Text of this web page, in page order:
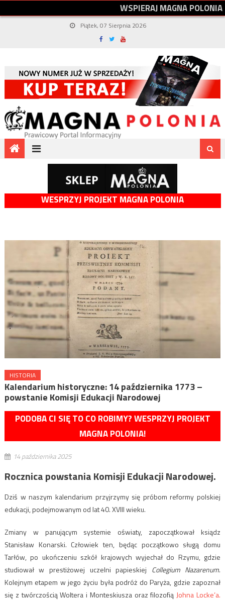
WSPIERAJMAGNAPOLONIA
Piątek, 07 Sierpnia 2026
WESPRZYJ PROJEKT MAGNA POLONIA
HISTORIA
Kalendarium historyczne: 14 października 1773 –
powstanie Komisji Edukacji Narodowej
PODOBA CI SIĘ TO CO ROBIMY? WESPRZYJ PROJEKT
MAGNA POLONIA!
14 października 2025
Rocznica powstania Komisji Edukacji Narodowej.
Dziś w naszym kalendarium przyjrzymy się próbom reformy polskiej
edukacji, podejmowanym od lat 40. XVIII wieku.
Zmiany w panującym systemie oświaty, zapoczątkował ksiądz
Stanisław Konarski. Człowiek ten, będąc początkowo sługą domu
Tarłów, po ukończeniu szkół krajowych wyjechał do Rzymu, gdzie
studiował w prestiżowej uczelni papieskiej Collegium Nazarenum.
Kolejnym etapem w jego życiu była podróż do Paryża, gdzie zapoznał
się z twórczością Woltera i Monteskiusza oraz filozofiąJohna Locke’a.